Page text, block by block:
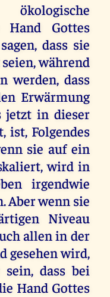
Hand Gottes
dass sie
während
werden, dass
Erwärmung
jetzt in dieser
ist, Folgendes
sie auf ein
wird in
irgendwie
Aber wenn sie
Niveau
allen in der
gesehen wird,
dass bei
Hand Gottes